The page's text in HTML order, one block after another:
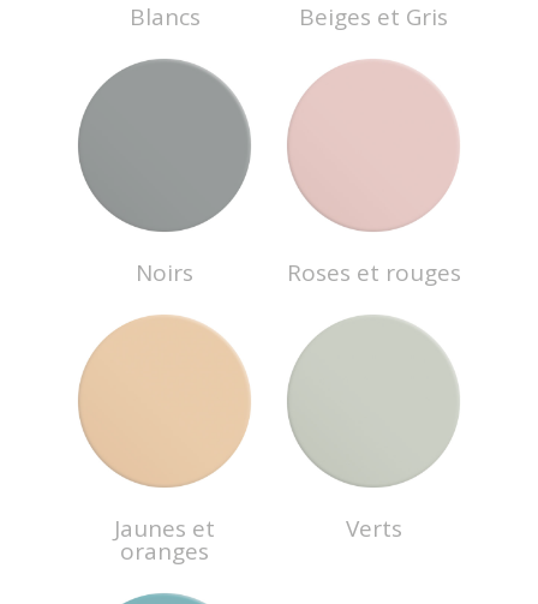
Blancs Beiges et Gris
Noirs Roses et rouges
Jaunes et
oranges
Verts